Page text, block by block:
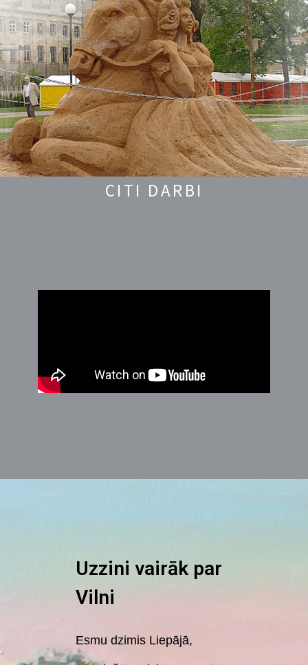
CITI DARBI
Uzzini vairāk par
Vilni
Esmu dzimis Liepājā,